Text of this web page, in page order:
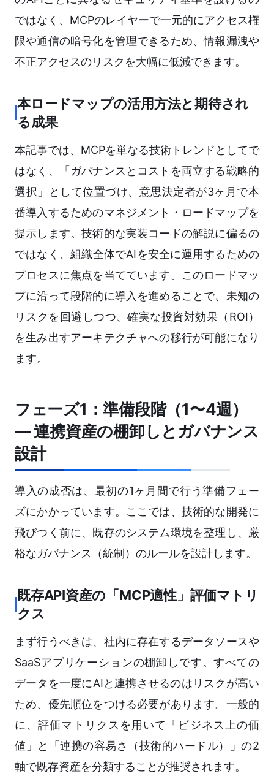
ではなく、MCPのレイヤーで一元的にアクセス権
限や通信の暗号化を管理できるため、情報漏洩や
不正アクセスのリスクを大幅に低減できます。
本ロードマップの活用方法と期待され
る成果
本記事では、MCPを単なる技術トレンドとしてで
はなく、「ガバナンスとコストを両立する戦略的
選択」として位置づけ、意思決定者が3ヶ月で本
番導入するためのマネジメント・ロードマップを
提示します。技術的な実装コードの解説に偏るの
ではなく、組織全体でAIを安全に運用するための
プロセスに焦点を当てています。このロードマッ
プに沿って段階的に導入を進めることで、未知の
リスクを回避しつつ、確実な投資対効果（ROI）
を生み出すアーキテクチャへの移行が可能になり
ます。
フェーズ1：準備段階（1〜4週）
― 連携資産の棚卸しとガバナンス
設計
導入の成否は、最初の1ヶ月間で行う準備フェー
ズにかかっています。ここでは、技術的な開発に
飛びつく前に、既存のシステム環境を整理し、厳
格なガバナンス（統制）のルールを設計します。
既存API資産の「MCP適性」評価マトリ
クス
まず行うべきは、社内に存在するデータソースや
SaaSアプリケーションの棚卸しです。すべての
データを一度にAIと連携させるのはリスクが高い
ため、優先順位をつける必要があります。一般的
に、評価マトリクスを用いて「ビジネス上の価
値」と「連携の容易さ（技術的ハードル）」の2
軸で既存資産を分類することが推奨されます。